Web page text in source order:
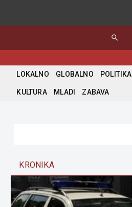
search
LOKALNO GLOBALNO POLITIKA
KULTURA MLADI ZABAVA
KRONIKA